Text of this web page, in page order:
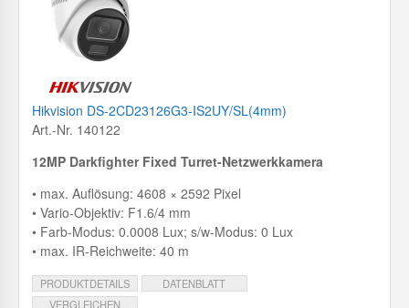
Hikvision DS-2CD23126G3-IS2UY/SL(4mm)
Art.-Nr. 140122
12MP Darkfighter Fixed Turret-Netzwerkkamera
• max. Auflösung: 4608 × 2592 Pixel
• Vario-Objektiv: F1.6/4 mm
• Farb-Modus: 0.0008 Lux; s/w-Modus: 0 Lux
• max. IR-Reichweite: 40 m
PRODUKTDETAILS
DATENBLATT
VERGLEICHEN